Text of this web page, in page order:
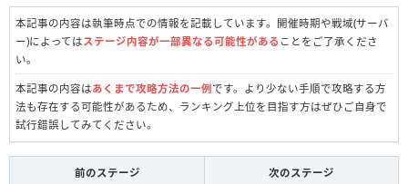
本記事の内容は執筆時点での情報を記載しています。開催時期や戦域(サーバ
ー)によっては ステージ内容が一部異なる可能性がある ことをご了承くださ
い。
本記事の内容はあくまで攻略方法の一例です。より少ない手順で攻略する方
法も存在する可能性があるため、ランキング上位を目指す方はぜひご自身で
試行錯誤してみてください。
前のステージ 次のステージ